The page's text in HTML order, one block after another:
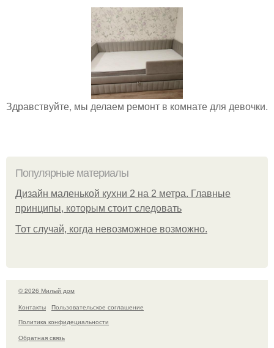
Здравствуйте, мы делаем ремонт в комнате для девочки.
Популярные материалы
Дизайн маленькой кухни 2 на 2 метра. Главные
принципы, которым стоит следовать
Тот случай, когда невозможное возможно.
© 2026 Милый дом
Контакты
Пользовательское соглашение
Политика конфидециальности
Обратная связь